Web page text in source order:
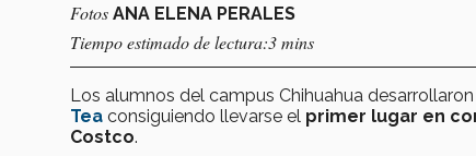
Fotos ANA ELENA PERALES
Tiempo estimado de lectura:3 mins
Los alumnos del campus Chihuahua
Tea consiguiendo llevarse el primer lugar en
Costco.